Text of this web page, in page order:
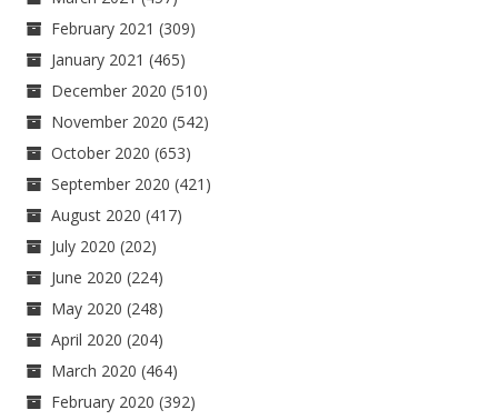
February 2021 (309)
January 2021 (465)
December 2020 (510)
November 2020 (542)
October 2020 (653)
September 2020 (421)
August 2020 (417)
July 2020 (202)
June 2020 (224)
May 2020 (248)
April 2020 (204)
March 2020 (464)
February 2020 (392)